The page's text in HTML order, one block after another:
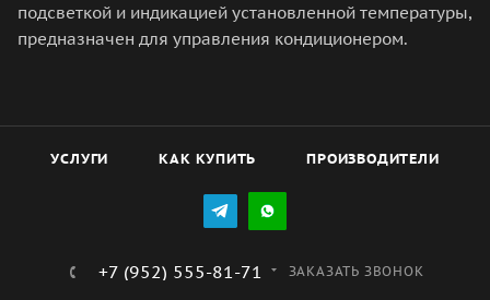
подсветкой и индикацией установленной температуры,
предназначен для управления кондиционером.
УСЛУГИ КАК КУПИТЬ ПРОИЗВОДИТЕЛИ
+7 (952) 555-81-71 ЗАКАЗАТЬ ЗВОНОК